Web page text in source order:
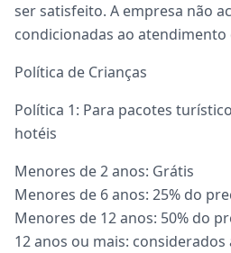
ser satisfeito. A empresa não
condicionadas ao atendimento
Política de Crianças
Política 1: Para pacotes
hotéis
Menores de 2 anos: Grátis
Menores de 6 anos: 25% do
Menores de 12 anos: 50% do
12 anos ou mais: considerados